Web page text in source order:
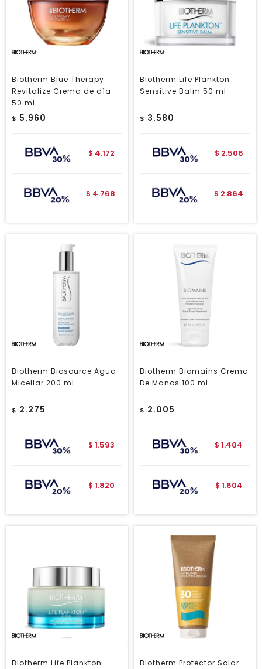
Biotherm Blue Therapy
Revitalize Crema de día
50 ml
$ 5.960
$ 4.172
$ 4.768
Biotherm Life Plankton
Sensitive Balm 50 ml
$ 3.580
$ 2.506
$ 2.864
Biotherm Biosource Agua
Micellar 200 ml
$ 2.275
$ 1.593
$ 1.820
Biotherm Biomains Crema
De Manos 100 ml
$ 2.005
$ 1.404
$ 1.604
Biotherm Life Plankton
Biotherm Protector Solar